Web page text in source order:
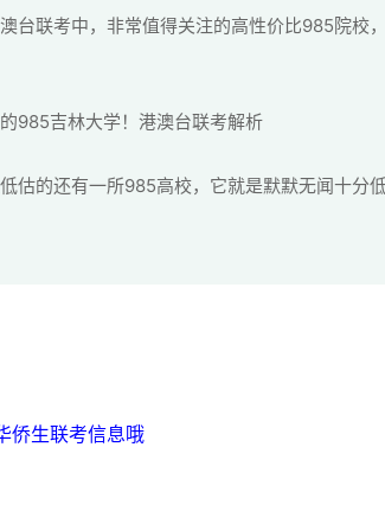
台联考中，非常值得关注的高性价比985院校
985吉林大学！港澳台联考解析
估的还有一所985高校，它就是默默无闻十分
侨生联考信息哦